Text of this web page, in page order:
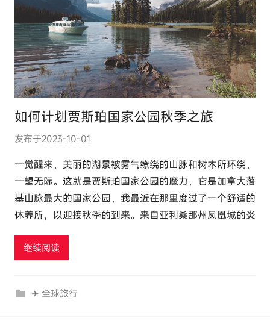
如何计划贾斯珀国家公园秋季之旅
发布于2023-10-01
:
e
l
u
一觉醒来，美丽的湖景被雾气缭绕的山脉和树木所环绕，
一望无际。这就是贾斯珀国家公园的魔力，它是加拿大落
基山脉最大的国家公园，我最近在那里度过了一个舒适的
休养所，以迎接秋季的到来。来自亚利桑那州凤凰城的炎
继续阅读
✈ 全球旅行